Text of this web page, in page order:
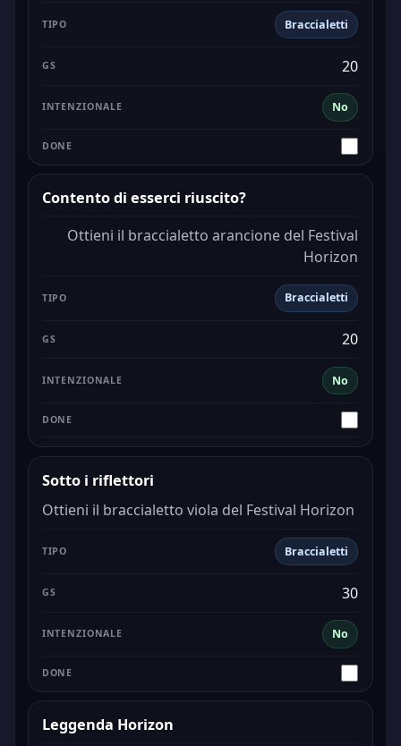
Braccialetti
No
20
Contento di esserci riuscito?
Ottieni il braccialetto arancione del Festival
Horizon
Braccialetti
No
20
Sotto i riflettori
Ottieni il braccialetto viola del Festival Horizon
Braccialetti
No
30
Leggenda Horizon